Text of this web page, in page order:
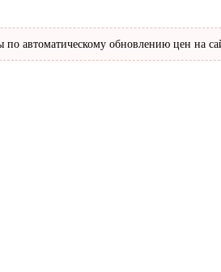
автоматическому обновлению цен на